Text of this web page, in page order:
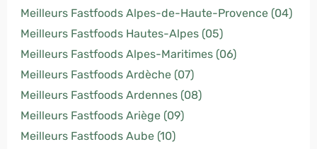
Meilleurs Fastfoods Alpes-de-Haute-Provence (04)
Meilleurs Fastfoods Hautes-Alpes (05)
Meilleurs Fastfoods Alpes-Maritimes (06)
Meilleurs Fastfoods Ardèche (07)
Meilleurs Fastfoods Ardennes (08)
Meilleurs Fastfoods Ariège (09)
Meilleurs Fastfoods Aube (10)